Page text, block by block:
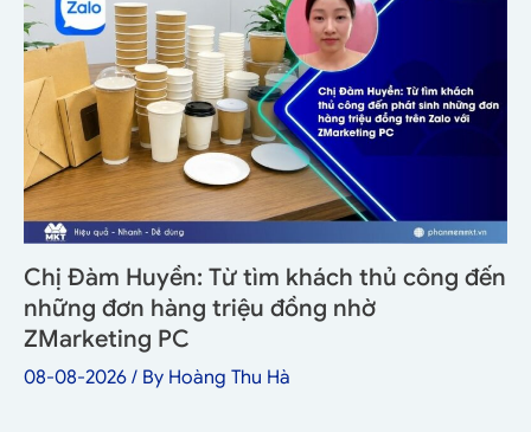
Chị Đàm Huyền: Từ tìm khách thủ công đến
những đơn hàng triệu đồng nhờ
ZMarketing PC
08-08-2026 / By Hoàng Thu Hà